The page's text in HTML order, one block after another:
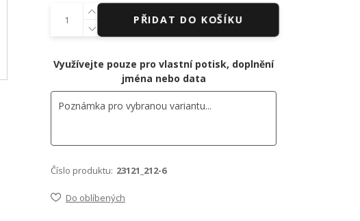
PŘIDAT DO KOŠÍKU
Využívejte pouze pro vlastní potisk, doplnění
jména nebo data
Číslo produktu: 23121_212-6
Do oblíbených